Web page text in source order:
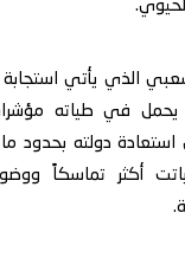
الذي يأتي استجابة
يحمل في طياته
باتت أكثر تماسكاً